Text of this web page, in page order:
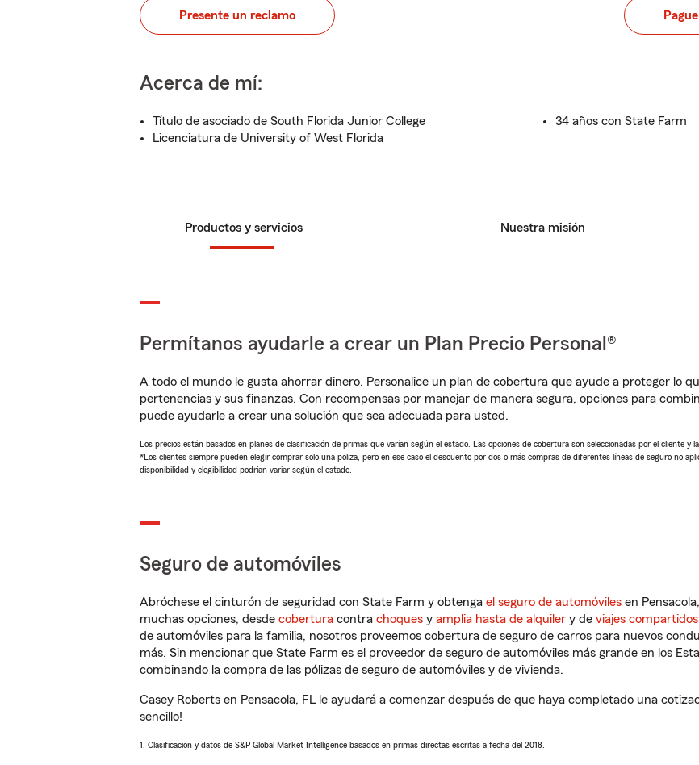
Presente un reclamo
Acerca de mí:
Título de asociado de South Florida Junior College
Licenciatura de University of West Florida
34 años con State Farm
Productos y servicios Nuestra misión
Permítanos ayudarle a crear un Plan Precio Personal®
A todo el mundo le gusta ahorrar dinero. Personalice un plan de cobertura que ayude a proteger lo
pertenencias y sus finanzas. Con recompensas por manejar de manera segura, opciones para
puede ayudarle a crear una solución que sea adecuada para usted.
Los precios están basados en planes de clasificación de primas que varían según el estado. Las opciones de cobertura son seleccionadas por el cliente y
*Los clientes siempre pueden elegir comprar solo una póliza, pero en ese caso el descuento por dos o más compras de diferentes líneas de seguro no
disponibilidad y elegibilidad podrían variar según el estado.
Seguro de automóviles
Abróchese el cinturón de seguridad con State Farm y obtenga el seguro de automóviles en
muchas opciones, desde cobertura contra choques y amplia hasta de alquiler y de viajes compartidos
de automóviles para la familia, nosotros proveemos cobertura de seguro de carros para nuevos
más. Sin mencionar que State Farm es el proveedor de seguro de automóviles más grande en los
combinando la compra de las pólizas de seguro de automóviles y de vivienda.
Casey Roberts en Pensacola, FL le ayudará a comenzar después de que haya completado una
sencillo!
1. Clasificación y datos de S&P Global Market Intelligence basados en primas directas escritas a fecha del 2018.